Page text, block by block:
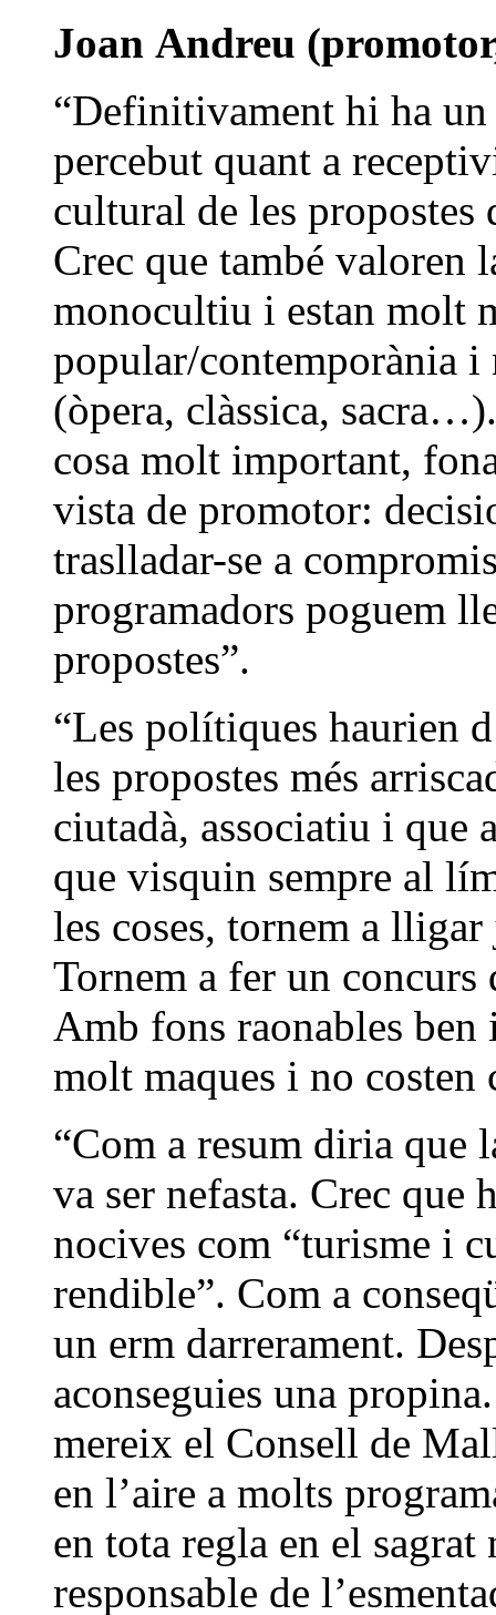
Joan Andreu
“Definitivament hi ha un
percebut quant a
cultural de les propostes
Crec que també
monocultiu i estan molt
popular/contemporània i
(òpera, clàssica,
cosa molt important,
vista de promotor:
traslladar-se a
programadors poguem
propostes”.
“Les polítiques haurien
les propostes més
ciutadà, associatiu i que
que visquin sempre al
les coses, tornem a
Tornem a fer un
Amb fons raonables ben
molt maques i no costen
“Com a resum diria que
va ser nefasta. Crec que
nocives com “turisme i
rendible”. Com a
un erm darrerament.
aconseguies una
mereix el Consell de
en l’aire a molts
en tota regla en el
responsable de